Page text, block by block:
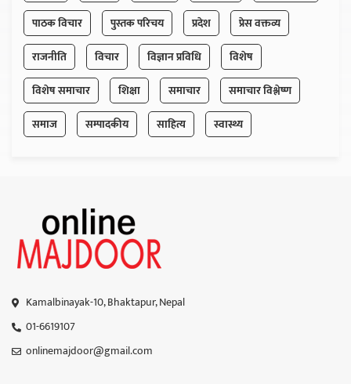
पाठक विचार
पुस्तक परिचय प्रदेश
प्रेस वक्तव्य
राजनीति
विचार विज्ञान प्रविधि
विशेष
विशेष समाचार
शिक्षा समाचार
समाचार विश्लेष्ण
समाज
सम्पादकीय साहित्य स्वास्थ्य
Kamalbinayak-10, Bhaktapur, Nepal
01-6619107
onlinemajdoor@gmail.com